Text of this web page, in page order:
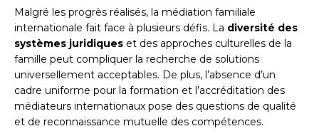
Malgré les progrès réalisés, la médiation familiale
internationale fait face à plusieurs défis. La diversité des
systèmes juridiques et des approches culturelles de la
famille peut compliquer la recherche de solutions
universellement acceptables. De plus, l’absence d’un
cadre uniforme pour la formation et l’accréditation des
médiateurs internationaux pose des questions de qualité
et de reconnaissance mutuelle des compétences.